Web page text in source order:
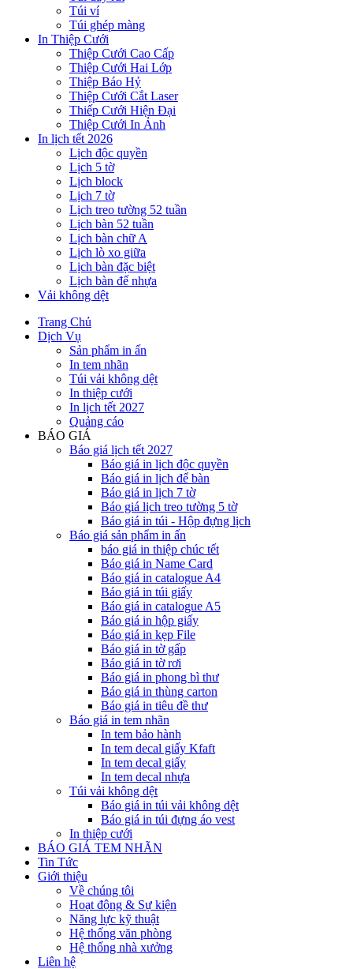
Túi ví
Túi ghép màng
In Thiệp Cưới
Thiệp Cưới Cao Cấp
Thiệp Cưới Hai Lớp
Thiệp Báo Hỷ
Thiệp Cưới Cắt Laser
Thiếp Cưới Hiện Đại
Thiệp Cưới In Ảnh
In lịch tết 2026
Lịch độc quyền
Lịch 5 tờ
Lịch block
Lịch 7 tờ
Lịch treo tường 52 tuần
Lịch bàn 52 tuần
Lịch bàn chữ A
Lịch lò xo giữa
Lịch bàn đặc biệt
Lịch bàn đế nhựa
Vải không dệt
Trang Chủ
Dịch Vụ
Sản phẩm in ấn
In tem nhãn
Túi vải không dệt
In thiệp cưới
In lịch tết 2027
Quảng cáo
BÁO GIÁ
Báo giá lịch tết 2027
Báo giá in lịch độc quyền
Báo giá in lịch để bàn
Báo giá in lịch 7 tờ
Báo giá lịch treo tường 5 tờ
Báo giá in túi - Hộp đựng lịch
Báo giá sản phẩm in ấn
báo giá in thiệp chúc tết
Báo giá in Name Card
Báo giá in catalogue A4
Báo giá in túi giấy
Báo giá in catalogue A5
Báo giá in hộp giấy
Báo giá in kẹp File
Báo giá in tờ gấp
Báo giá in tờ rơi
Báo giá in phong bì thư
Báo giá in thùng carton
Báo giá in tiêu đề thư
Báo giá in tem nhãn
In tem bảo hành
In tem decal giấy Kfaft
In tem decal giấy
In tem decal nhựa
Túi vải không dệt
Báo giá in túi vải không dệt
Báo giá in túi đựng áo vest
In thiệp cưới
BÁO GIÁ TEM NHÃN
Tin Tức
Giới thiệu
Về chúng tôi
Hoạt động & Sự kiện
Năng lực kỹ thuật
Hệ thống văn phòng
Hệ thống nhà xưởng
Liên hệ